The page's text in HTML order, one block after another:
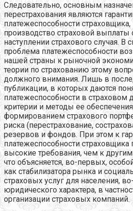
Следовательно, основным
перестрахования являются
платежеспособности страховщика,
производство страховой выплаты
наступлении страхового случая. В
проблема платежеспособности
нашей страны к рыночной
теории по страхованию этому
должного внимания. Лишь в
публикации, в которых даются
платежеспособности в страховом
критерии и методы ее
формированием страхового
риска (перестрахование,
резервов и фондов. При этом к
платежеспособности
высокие требования, чем к
что объясняется, во-первых,
как стабилизатора рынка и
страховых услуг для населения,
юридического характера, в
организации страховых компаний.